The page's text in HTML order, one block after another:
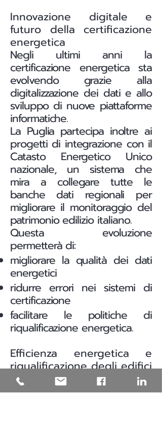
Innovazione digitale e
futuro della certificazione
energetica
Negli ultimi anni la
certificazione energetica sta
evolvendo grazie alla
digitalizzazione dei dati e allo
sviluppo di nuove piattaforme
informatiche.
La Puglia partecipa inoltre ai
progetti di integrazione con il
Catasto Energetico Unico
nazionale, un sistema che
mira a collegare tutte le
banche dati regionali per
migliorare il monitoraggio del
patrimonio edilizio italiano.
Questa evoluzione
permetterà di:
migliorare la qualità dei dati
energetici
ridurre errori nei sistemi di
certificazione
facilitare le politiche di
riqualificazione energetica.
Efficienza energetica e
riqualificazione degli edifici
in Puglia
Una parte significativa del